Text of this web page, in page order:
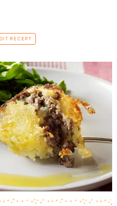
RECEPT